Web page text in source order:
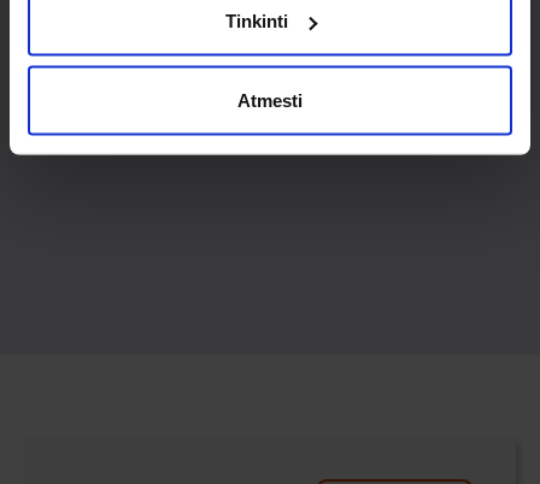
Tinkinti
Atmesti